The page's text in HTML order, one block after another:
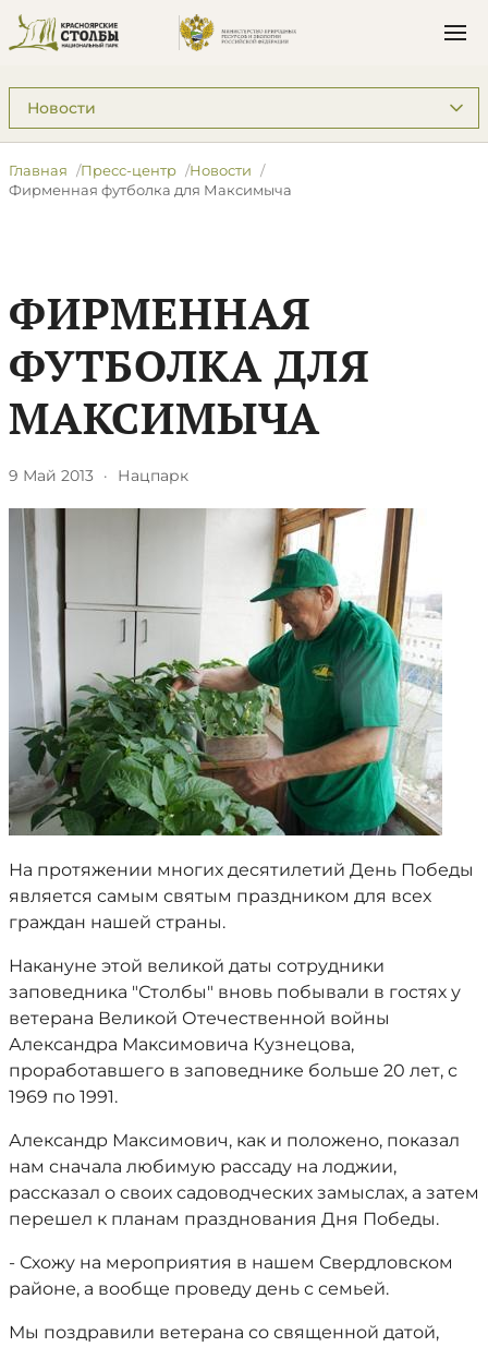
Подразделы: Пресс-центр
Главная Пресс-центр
Новости
Фирменная футболка для Максимыча
ФИРМЕННАЯ
ФУТБОЛКА ДЛЯ
МАКСИМЫЧА
9 Май 2013 · Нацпарк
На протяжении многих десятилетий День Победы
является самым святым праздником для всех
граждан нашей страны.
Накануне этой великой даты сотрудники
заповедника "Столбы" вновь побывали в гостях у
ветерана Великой Отечественной войны
Александра Максимовича Кузнецова,
проработавшего в заповеднике больше 20 лет, с
1969 по 1991.
Александр Максимович, как и положено, показал
нам сначала любимую рассаду на лоджии,
рассказал о своих садоводческих замыслах, а затем
перешел к планам празднования Дня Победы.
- Схожу на мероприятия в нашем Свердловском
районе, а вообще проведу день с семьей.
Мы поздравили ветерана со священной датой,